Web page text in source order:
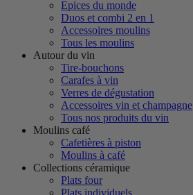
Epices du monde
Duos et combi 2 en 1
Accessoires moulins
Tous les moulins
Autour du vin
Tire-bouchons
Carafes à vin
Verres de dégustation
Accessoires vin et champagne
Tous nos produits du vin
Moulins café
Cafetières à piston
Moulins à café
Collections céramique
Plats four
Plats individuels